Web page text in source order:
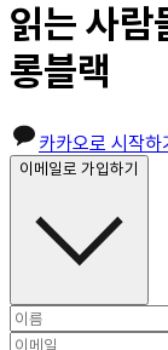
읽는 사람
롱블랙
카카오로 시작하
이메일로 가입하기